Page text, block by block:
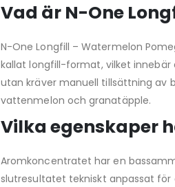
Vad är N-One
N-One Longfill – Watermelon
kallat longfill-format, vilket innebär
utan kräver manuell tillsättning av
vattenmelon och granatäpple.
Vilka egenskaper
Aromkoncentratet har en
slutresultatet tekniskt anpassat